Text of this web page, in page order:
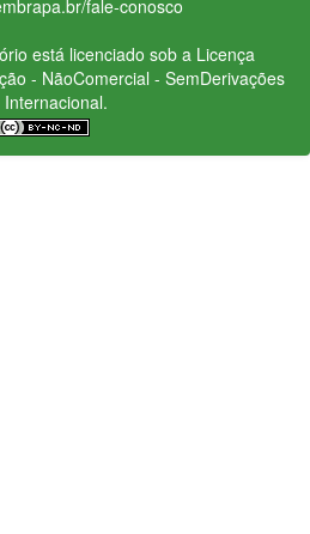
fale-conosco
está licenciado sob a Licença
- NãoComercial - SemDerivações
Internacional.